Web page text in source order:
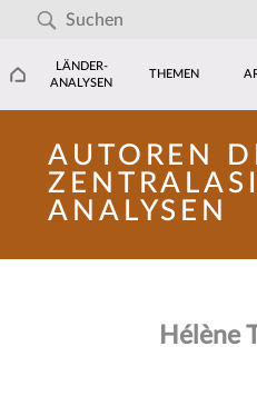
LÄNDER-
ANALYSEN
THEMEN
AUTOREN
ANALYSEN
Hélène